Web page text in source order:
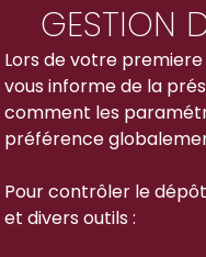
GESTION
Lors de votre
vous informe de la
comment les
préférence
Pour contrôler le
et divers outils :